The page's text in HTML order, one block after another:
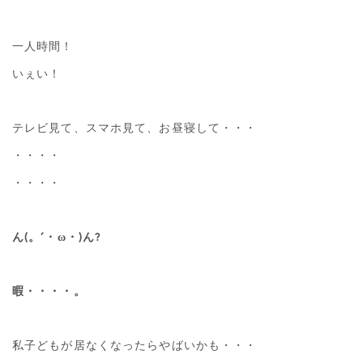
一人時間！
いぇい！
テレビ見て、スマホ見て、お昼寝して・・・
・・・・
・・・・
ん(。´・ω・)ん?
暇・・・・。
私子どもが居なくなったらやばいかも・・・